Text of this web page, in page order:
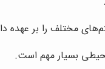
مختلف را بر عهده
بسیار مهم است.